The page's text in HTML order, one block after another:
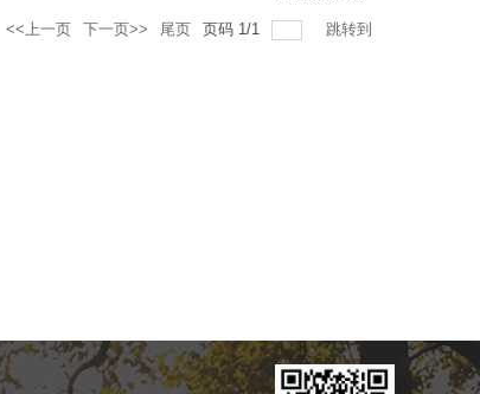
<<上一页 下一页>> 尾页 页码 1/1 跳转到